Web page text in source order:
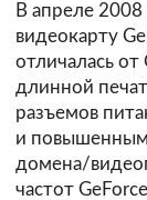
В апреле
видеокарту
отличалась
длинной
разъемов
и
домена/
частот